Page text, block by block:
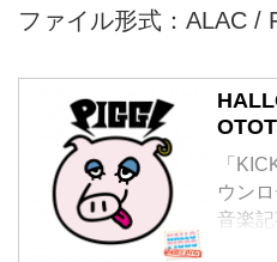
ファイル形式：ALAC /
「
ウン
音楽
プー